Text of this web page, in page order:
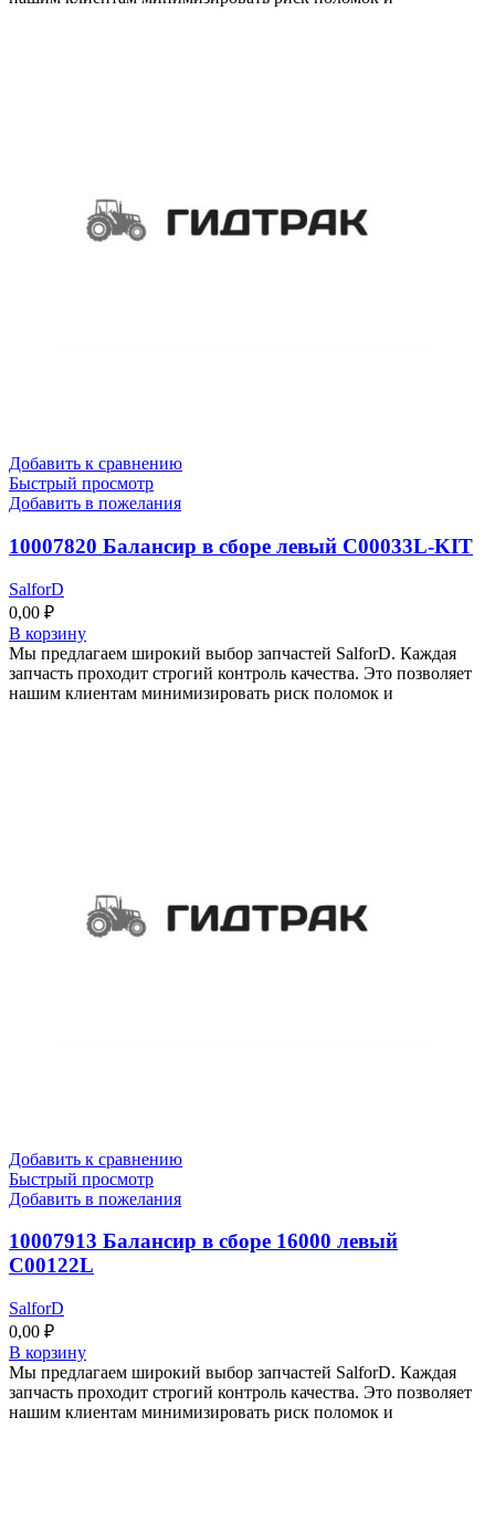
Добавить к сравнению
Быстрый просмотр
Добавить в пожелания
10007820 Балансир в сборе левый C00033L-KIT
SalforD
0,00 ₽
В корзину
Мы предлагаем широкий выбор запчастей SalforD. Каждая
запчасть проходит строгий контроль качества. Это позволяет
нашим клиентам минимизировать риск поломок и
Добавить к сравнению
Быстрый просмотр
Добавить в пожелания
10007913 Балансир в сборе 16000 левый
C00122L
SalforD
0,00 ₽
В корзину
Мы предлагаем широкий выбор запчастей SalforD. Каждая
запчасть проходит строгий контроль качества. Это позволяет
нашим клиентам минимизировать риск поломок и